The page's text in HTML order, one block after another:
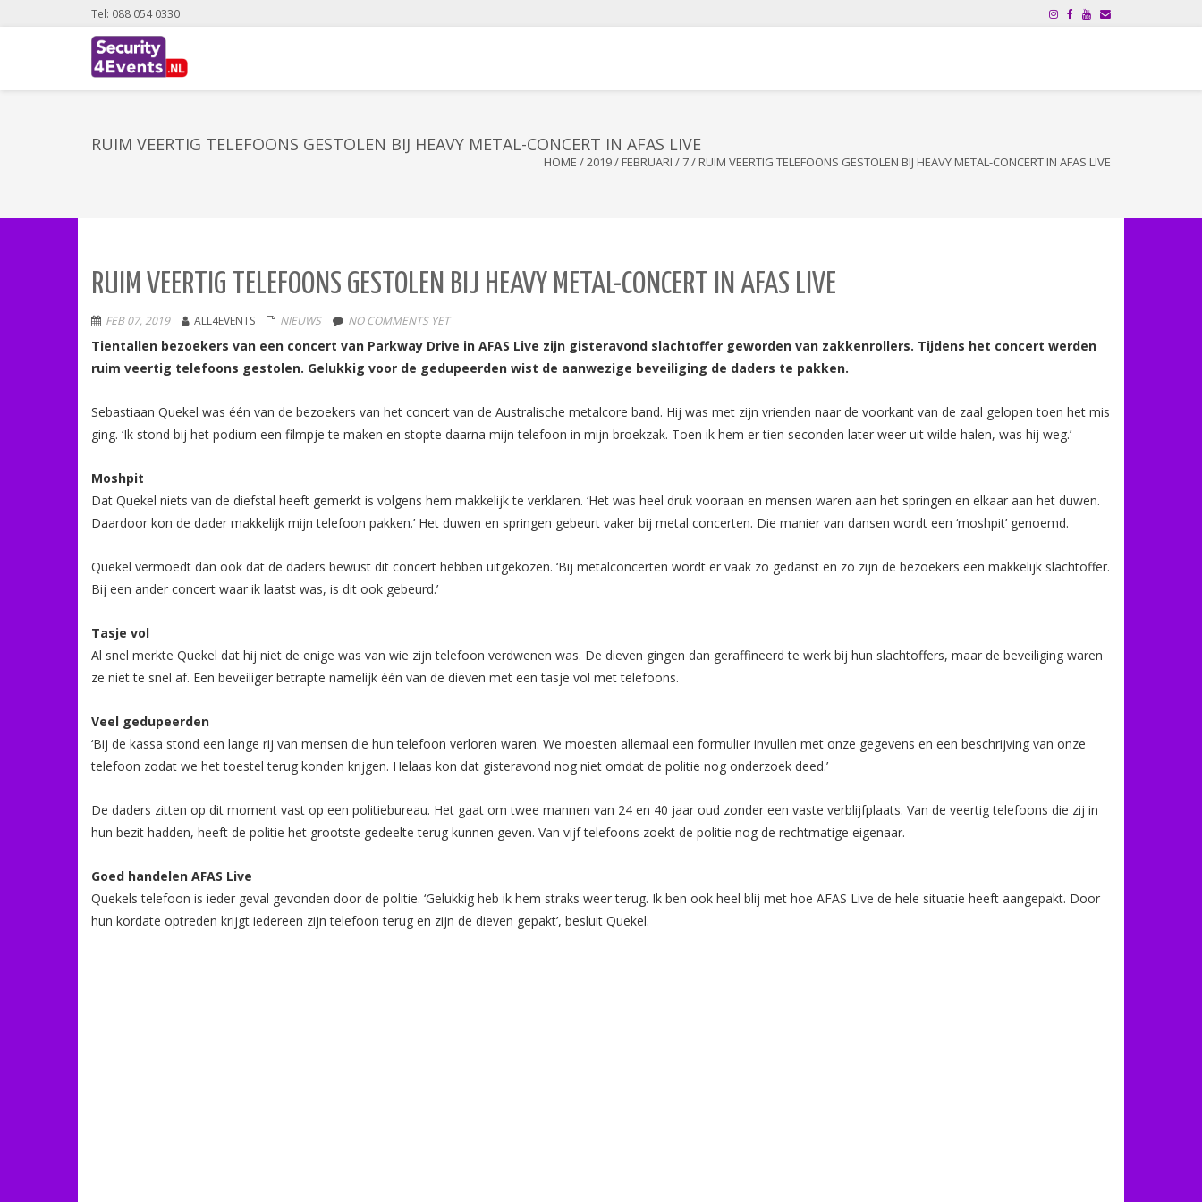
Tel: 088 054 0330
RUIM VEERTIG TELEFOONS GESTOLEN BIJ HEAVY METAL-CONCERT IN AFAS LIVE
HOME /2019/ FEBRUARI /7/ RUIM VEERTIG TELEFOONS GESTOLEN BIJ HEAVY METAL-CONCERT IN AFAS LIVE
RUIM VEERTIG TELEFOONS GESTOLEN BIJ HEAVY METAL-CONCERT IN AFAS LIVE
FEB 07, 2019 ALL4EVENTS NIEUWS NO COMMENTS YET
Tientallen bezoekers van een concert van Parkway Drive in AFAS Live zijn gisteravond slachtoffer geworden van zakkenrollers. Tijdens het concert werden
ruim veertig telefoons gestolen. Gelukkig voor de gedupeerden wist de aanwezige beveiliging de daders te pakken.
Sebastiaan Quekel was één van de bezoekers van het concert van de Australische metalcore band. Hij was met zijn vrienden naar de voorkant van de zaal gelopen toen het mis
ging. ‘Ik stond bij het podium een filmpje te maken en stopte daarna mijn telefoon in mijn broekzak. Toen ik hem er tien seconden later weer uit wilde halen, was hij weg.’
Moshpit
Dat Quekel niets van de diefstal heeft gemerkt is volgens hem makkelijk te verklaren. ‘Het was heel druk vooraan en mensen waren aan het springen en elkaar aan het duwen.
Daardoor kon de dader makkelijk mijn telefoon pakken.’ Het duwen en springen gebeurt vaker bij metal concerten. Die manier van dansen wordt een ‘moshpit’ genoemd.
Quekel vermoedt dan ook dat de daders bewust dit concert hebben uitgekozen. ‘Bij metalconcerten wordt er vaak zo gedanst en zo zijn de bezoekers een makkelijk slachtoffer.
Bij een ander concert waar ik laatst was, is dit ook gebeurd.’
Tasje vol
Al snel merkte Quekel dat hij niet de enige was van wie zijn telefoon verdwenen was. De dieven gingen dan geraffineerd te werk bij hun slachtoffers, maar de beveiliging waren
ze niet te snel af. Een beveiliger betrapte namelijk één van de dieven met een tasje vol met telefoons.
Veel gedupeerden
‘Bij de kassa stond een lange rij van mensen die hun telefoon verloren waren. We moesten allemaal een formulier invullen met onze gegevens en een beschrijving van onze
telefoon zodat we het toestel terug konden krijgen. Helaas kon dat gisteravond nog niet omdat de politie nog onderzoek deed.’
De daders zitten op dit moment vast op een politiebureau. Het gaat om twee mannen van 24 en 40 jaar oud zonder een vaste verblijfplaats. Van de veertig telefoons die zij in
hun bezit hadden, heeft de politie het grootste gedeelte terug kunnen geven. Van vijf telefoons zoekt de politie nog de rechtmatige eigenaar.
Goed handelen AFAS Live
Quekels telefoon is ieder geval gevonden door de politie. ‘Gelukkig heb ik hem straks weer terug. Ik ben ook heel blij met hoe AFAS Live de hele situatie heeft aangepakt. Door
hun kordate optreden krijgt iedereen zijn telefoon terug en zijn de dieven gepakt’, besluit Quekel.